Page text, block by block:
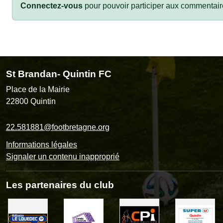
Connectez-vous pour pouvoir participer aux
St Brandan- Quintin FC
Place de la Mairie
22800 Quintin
22.581881@footbretagne.org
Informations légales
Signaler un contenu inapproprié
Les partenaires du club